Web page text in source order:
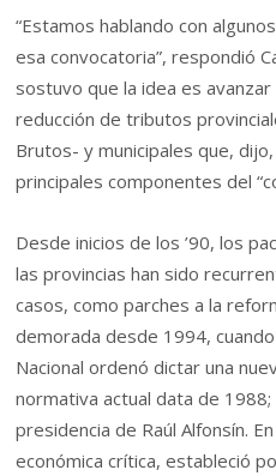
“Estamos hablando con
esa convocatoria”, respondió
sostuvo que la idea es
reducción de tributos
Brutos- y municipales que,
principales componentes del
Desde inicios de los ’90, los
las provincias han sido
casos, como parches a la
demorada desde 1994,
Nacional ordenó dictar una
normativa actual data de
presidencia de Raúl Alfonsín.
económica crítica, estableció